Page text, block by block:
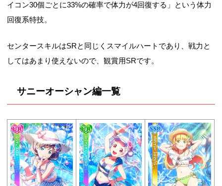
イコン30個ごとに33%の確率で体力が4回復する」という体力
回復系特技。
センタースキルはSRと同じくスマイルハートであり、戦力と
してはあまり使えないので、観賞用SRです。
サニーオーシャン編一覧